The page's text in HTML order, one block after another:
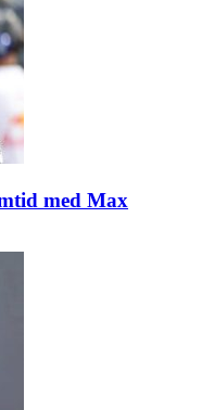
med Max